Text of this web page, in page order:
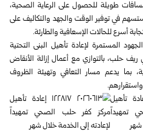
طويلة للحصول على الرعاية الصحية،
في توفير الوقت والجهد والتكاليف على
أسرع للحالات الإسعافية والطارئة.
المستمرة لإعادة تأهيل البنى التحتية
حلب، بالتوازي مع أعمال إزالة الأنقاض
بما يدعم مسار التعافي وتهيئة الظروف